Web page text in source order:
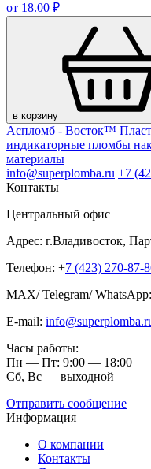
от 18.00 ₽
в корзину
Аспломб - Восток™
индикаторные пломбы
материалы
info@superplomba.ru +7
Контакты
Центральный офис
Адрес: г.Владивосток,
Телефон: +7 (423) 270-87-
MAX/ Telegram/
E-mail:
Часы работы:
Пн — Пт: 9:00 — 18:00
Сб, Вc — выходной
Отправить сообщение
Информация
О компании
Контакты